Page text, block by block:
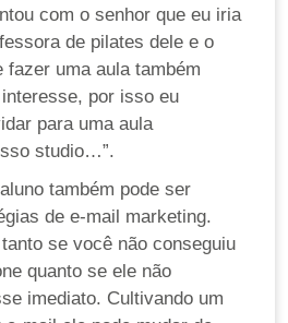
com o senhor que eu iria
de pilates dele e o
fazer uma aula também
por isso eu
para uma aula
studio…”.
também pode ser
de e-mail marketing.
se você não conseguiu
quanto se ele não
imediato. Cultivando um